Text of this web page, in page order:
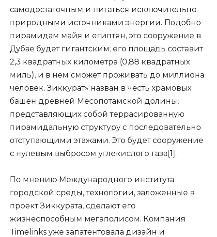
самодостаточным и питаться исключительно
природными источниками энергии. Подобно
пирамидам майя и египтян, это сооружение в
Дубае будет гигантским; его площадь составит
2,3 квадратных километра (0,88 квадратных
миль), и в нем сможет проживать до миллиона
человек. Зиккурат» назван в честь храмовых
башен древней Месопотамской долины,
представляющих собой террасированную
пирамидальную структуру с последовательно
отступающими этажами. Это будет сооружение
с нулевым выбросом углекислого газа[1].
По мнению Международного института
городской среды, технологии, заложенные в
проект Зиккурата, сделают его
жизнеспособным мегаполисом. Компания
Timelinks уже запатентовала дизайн и